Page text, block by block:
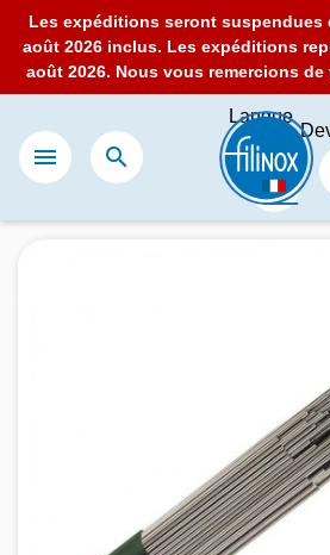
Les expéditions seront suspendues
août 2026 inclus. Les expéditions
août 2026. Nous vous remercions
 
Langue
: